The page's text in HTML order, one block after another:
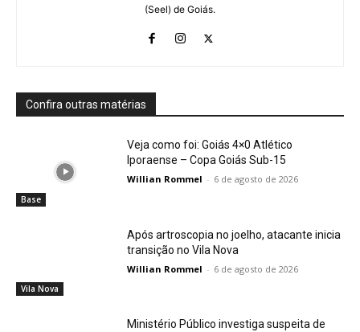
(Seel) de Goiás.
Confira outras matérias
Base
Veja como foi: Goiás 4×0 Atlético
Iporaense – Copa Goiás Sub-15
Willian Rommel - 6 de agosto de 2026
Vila Nova
Após artroscopia no joelho, atacante inicia
transição no Vila Nova
Willian Rommel - 6 de agosto de 2026
Ministério Público investiga suspeita de